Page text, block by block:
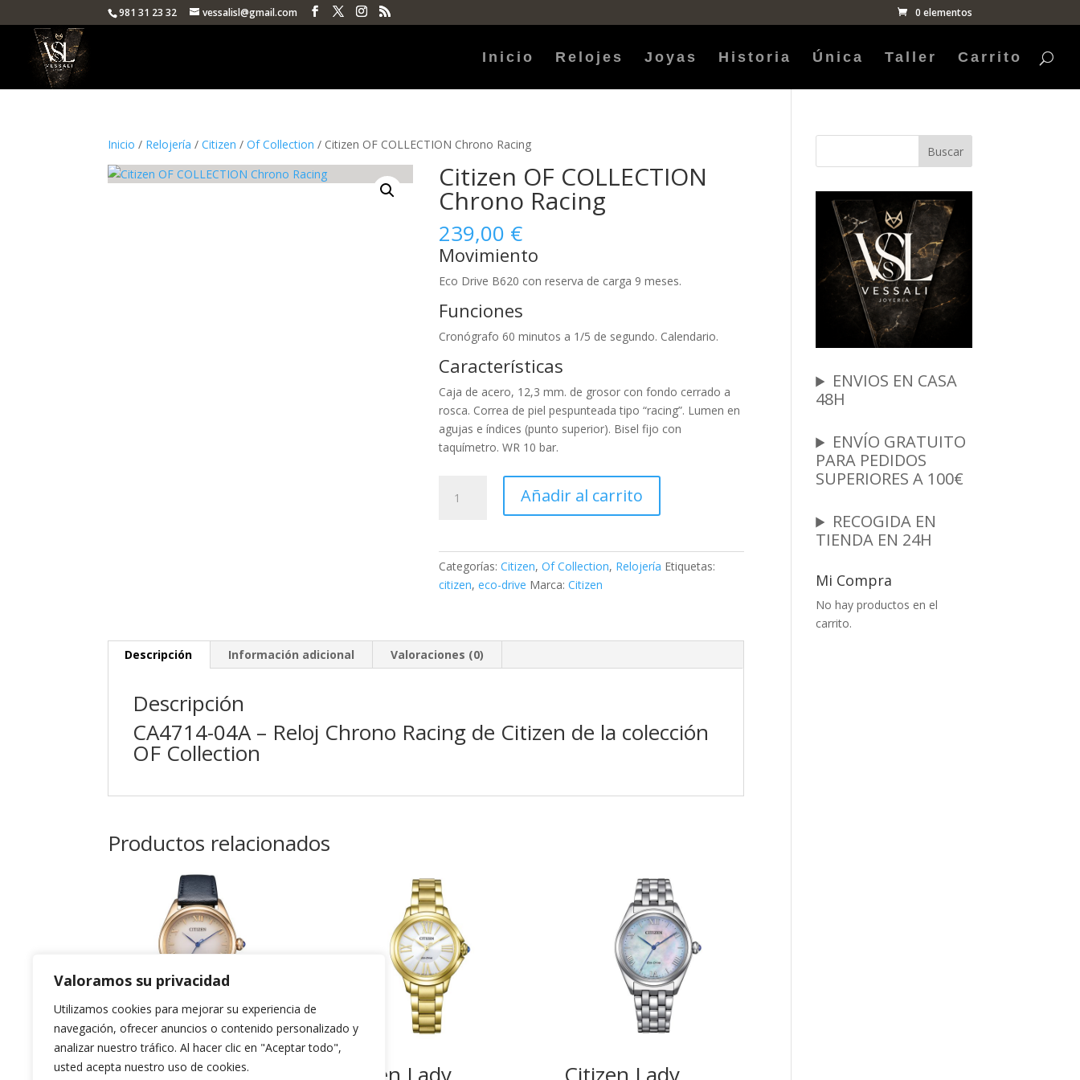
Valoramos su privacidad
Utilizamos cookies para mejorar su experiencia de
navegación, ofrecer anuncios o contenido personalizado y
analizar nuestro tráfico. Al hacer clic en "Aceptar todo",
usted acepta nuestro uso de cookies.
981 31 23 32 vessalisl@gmail.com 0 elementos
Inicio Relojes Joyas Historia Única Taller Carrito
Inicio / Relojería /Citizen /Of Collection / Citizen OF COLLECTION Chrono Racing
Citizen OF COLLECTION
Chrono Racing
239,00 €
Movimiento
Eco Drive B620 con reserva de carga 9 meses.
Funciones
Cronógrafo 60 minutos a 1/5 de segundo. Calendario.
Características
Caja de acero, 12,3 mm. de grosor con fondo cerrado a
rosca. Correa de piel pespunteada tipo “racing”. Lumen en
agujas e índices (punto superior). Bisel fijo con
taquímetro. WR 10 bar.
COLLECTION
cantidad
Añadir al carrito
Categorías:Citizen,Of Collection, Relojería Etiquetas:
citizen,eco-drive Marca:Citizen
Descripción Información adicional Valoraciones (0)
Descripción
CA4714-04A – Reloj Chrono Racing de Citizen de la colección
OF Collection
Productos relacionados
Buscar
ENVIOS EN CASA
48H
ENVÍO GRATUITO
PARA PEDIDOS
SUPERIORES A 100€
RECOGIDA EN
TIENDA EN 24H
Mi Compra
No hay productos en el
carrito.